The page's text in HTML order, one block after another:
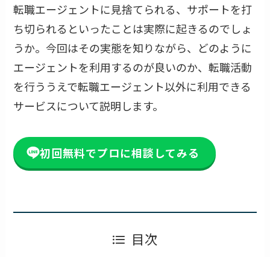
転職エージェントに見捨てられる、サポートを打
ち切られるといったことは実際に起きるのでしょ
うか。今回はその実態を知りながら、どのように
エージェントを利用するのが良いのか、転職活動
を行ううえで転職エージェント以外に利用できる
サービスについて説明します。
初回無料でプロに相談してみる
目次